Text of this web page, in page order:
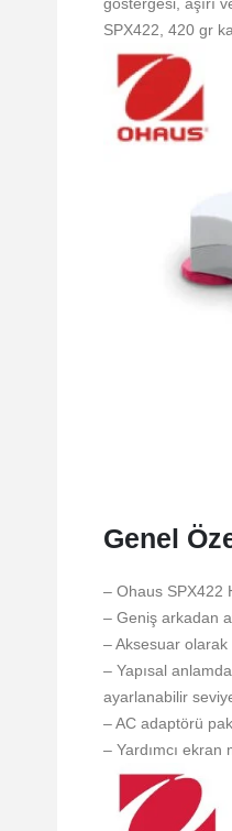
SPX422, 420 gr
Genel
– Ohaus SPX422
– Geniş arkadan
– Aksesuar olarak
– Yapısal
ayarlanabilir
– AC adaptörü
– Yardımcı ekran